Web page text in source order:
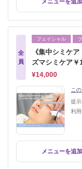
メニューを追加
全
員
フェイシャル
《集中シミケ
ズマシミケア
¥14,000
こ
提示
利用
メニューを追加